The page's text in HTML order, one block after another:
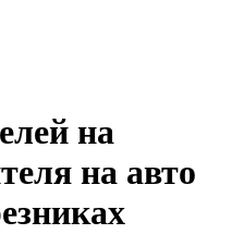
на
на авто